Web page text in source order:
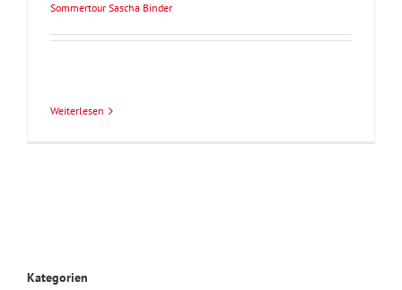
Sommertour Sascha Binder
Weiterlesen
Kategorien